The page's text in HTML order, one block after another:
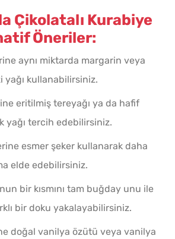
Çikolatalı Kurabiye
Öneriler:
aynı miktarda margarin veya
yağı kullanabilirsiniz.
eritilmiş tereyağı ya da hafif
yağı tercih edebilirsiniz.
esmer şeker kullanarak daha
elde edebilirsiniz.
bir kısmını tam buğday unu ile
bir doku yakalayabilirsiniz.
doğal vanilya özütü veya vanilya